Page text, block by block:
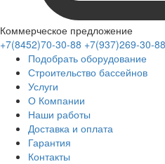
Коммерческое предложение
+7(8452)70-30-88 +7(937)269-30-88
Подобрать оборудование
Строительство бассейнов
Услуги
О Компании
Наши работы
Доставка и оплата
Гарантия
Контакты